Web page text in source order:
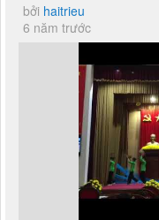
bởi haitrieu
6 năm trước